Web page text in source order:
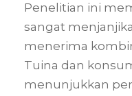
Penelitian ini
sangat
menerima
Tuina dan
menunjukkan